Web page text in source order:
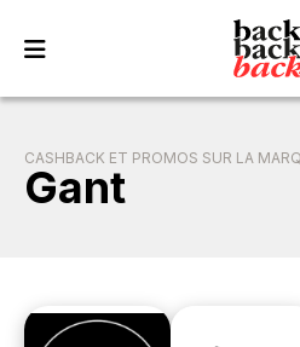
CASHBACK ET PROMOS SUR LA
Gant